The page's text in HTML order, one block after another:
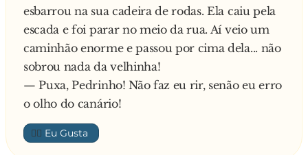
"Eu gosto dela packer-amba."
39. PAINT: Artefato usado para pentear o
cabelo. Ex.: "Me empresta o paint."
40. TEN: Conjugação do verbo POSSUIR. Ex.:
"Ele não ten casa própria."
41. PART: Lugar para onde mandamos as
part."
- Humhum.
- Vai, vamos sim?
Ela novamente murmurando:
- Humhum.
O rapaz fala:
- Já sei vovê não sabe dançar?
- Sei sim.
esbarrou na sua cadeira de rodas. Ela caiu pela
escada e foi parar no meio da rua. Aí veio um
caminhão enorme e passou por cima dela... não
sobrou nada da velhinha!
— Puxa, Pedrinho! Não faz eu rir, senão eu erro
o olho do canário!
👍🏼